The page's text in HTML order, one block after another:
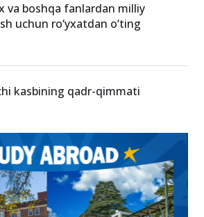
va boshqa fanlardan milliy
uchun ro‘yxatdan o‘ting
kasbining qadr-qimmati